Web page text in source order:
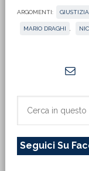
ARGOMENTI: GIUSTIZIA
MARIO DRAGHI
primaria
sito
Seguici Su